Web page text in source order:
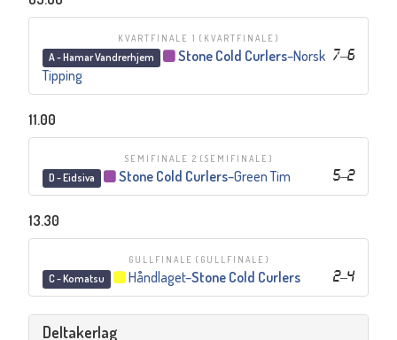
KVARTFINALE 1 (KVARTFINALE)
A - Hamar Vandrerhjem 7–6
Stone Cold Curlers–Norsk
Tipping
11.00
SEMIFINALE 2 (SEMIFINALE)
D - Eidsiva 5–2
Stone Cold Curlers–Green Tim
13.30
GULLFINALE (GULLFINALE)
C - Komatsu 2–4
Håndlaget–Stone Cold Curlers
Deltakerlag